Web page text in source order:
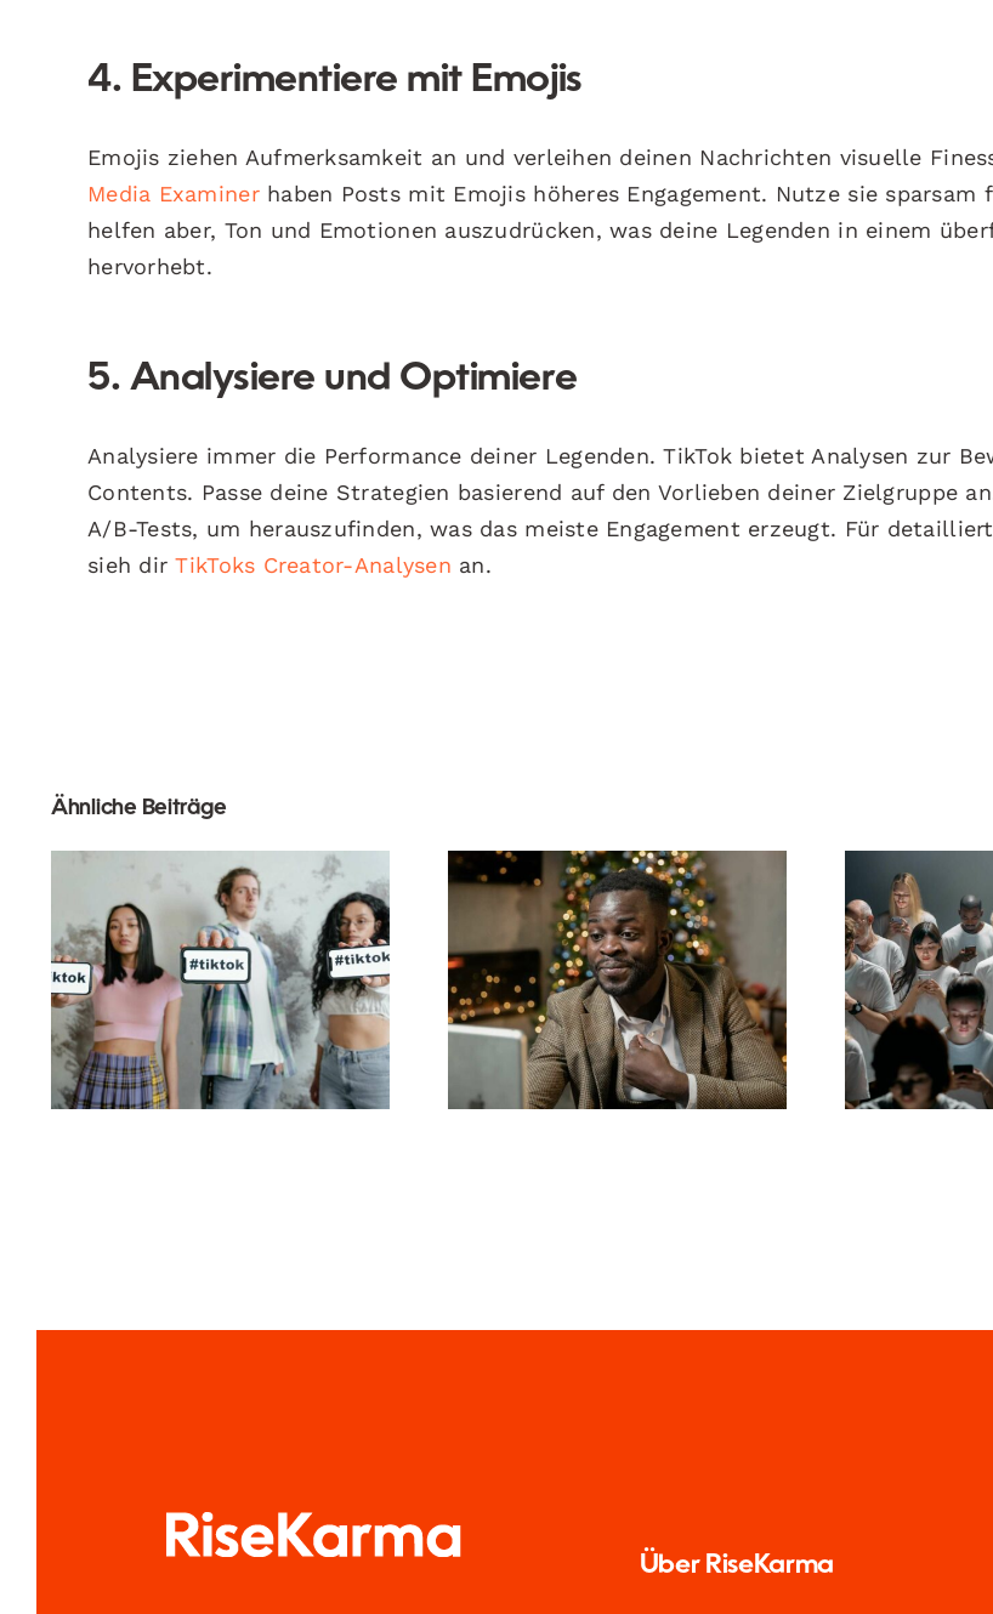
4. Experimentiere mit Emojis
Emojis ziehen Aufmerksamkeit an und verleihen deinen Nachrichten visuelle
Media Examinerhaben Posts mit Emojis höheres Engagement. Nutze sie sparsam
helfen aber, Ton und Emotionen auszudrücken, was deine Legenden in einem
hervorhebt.
5. Analysiere und Optimiere
Analysiere immer die Performance deiner Legenden. TikTok bietet Analysen zur
Contents. Passe deine Strategien basierend auf den Vorlieben deiner Zielgruppe
A/B-Tests, um herauszufinden, was das meiste Engagement erzeugt. Für
sieh dirTikToks Creator-Analysen an.
Ähnliche Beiträge
Die besten Video-
Editing-Apps für
TikTok-Meisterwerke
Wie man Follower auf
LinkedIn ausblendet,
um die Privatsphäre
zu wahren
Tipps
die
Über RiseKarma